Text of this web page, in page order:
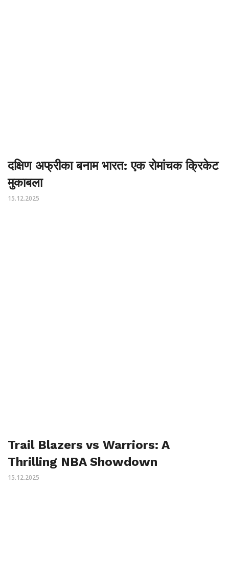
दक्षिण अफ्रीका बनाम भारत: एक रोमांचक क्रिकेट
मुकाबला
15.12.2025
Trail Blazers vs Warriors: A
Thrilling NBA Showdown
15.12.2025